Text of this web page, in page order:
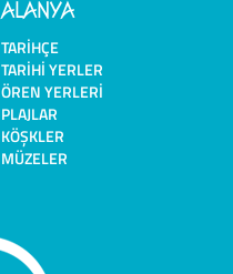
ALANYA
TARIHÇE
TARIHI YERLER
ÖREN YERLERI
PLAJLAR
KÖŞKLER
MÜZELER